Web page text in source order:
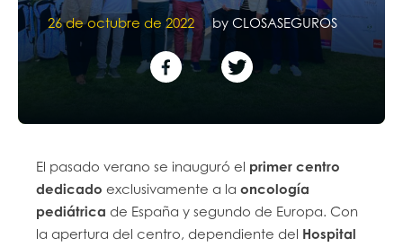
26 de octubre de 2022 by CLOSASEGUROS
El pasado verano se inauguró el primer centro
dedicadoexclusivamente a laoncología
pediátrica de España y segundo de Europa. Con
la apertura del centro, dependiente del Hospital